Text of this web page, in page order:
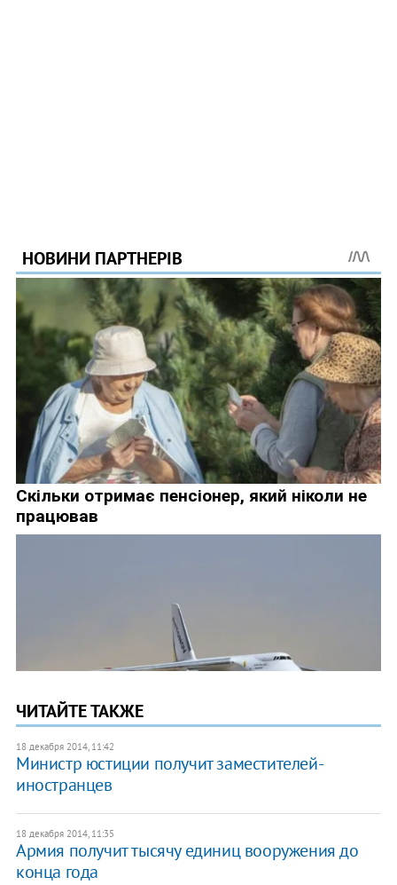
ЧИТАЙТЕ ТАКЖЕ
18 декабря 2014, 11:42
Министр юстиции получит заместителей-
иностранцев
18 декабря 2014, 11:35
Армия получит тысячу единиц вооружения до
конца года